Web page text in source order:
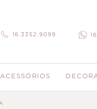
16.3352.9099
ACESSÓRIOS